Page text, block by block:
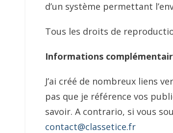
d’un système permettant
Tous les droits de
Informations
J’ai créé de nombreux liens
pas que je référence vos
savoir. A contrario, si vous
contact@classetice.fr